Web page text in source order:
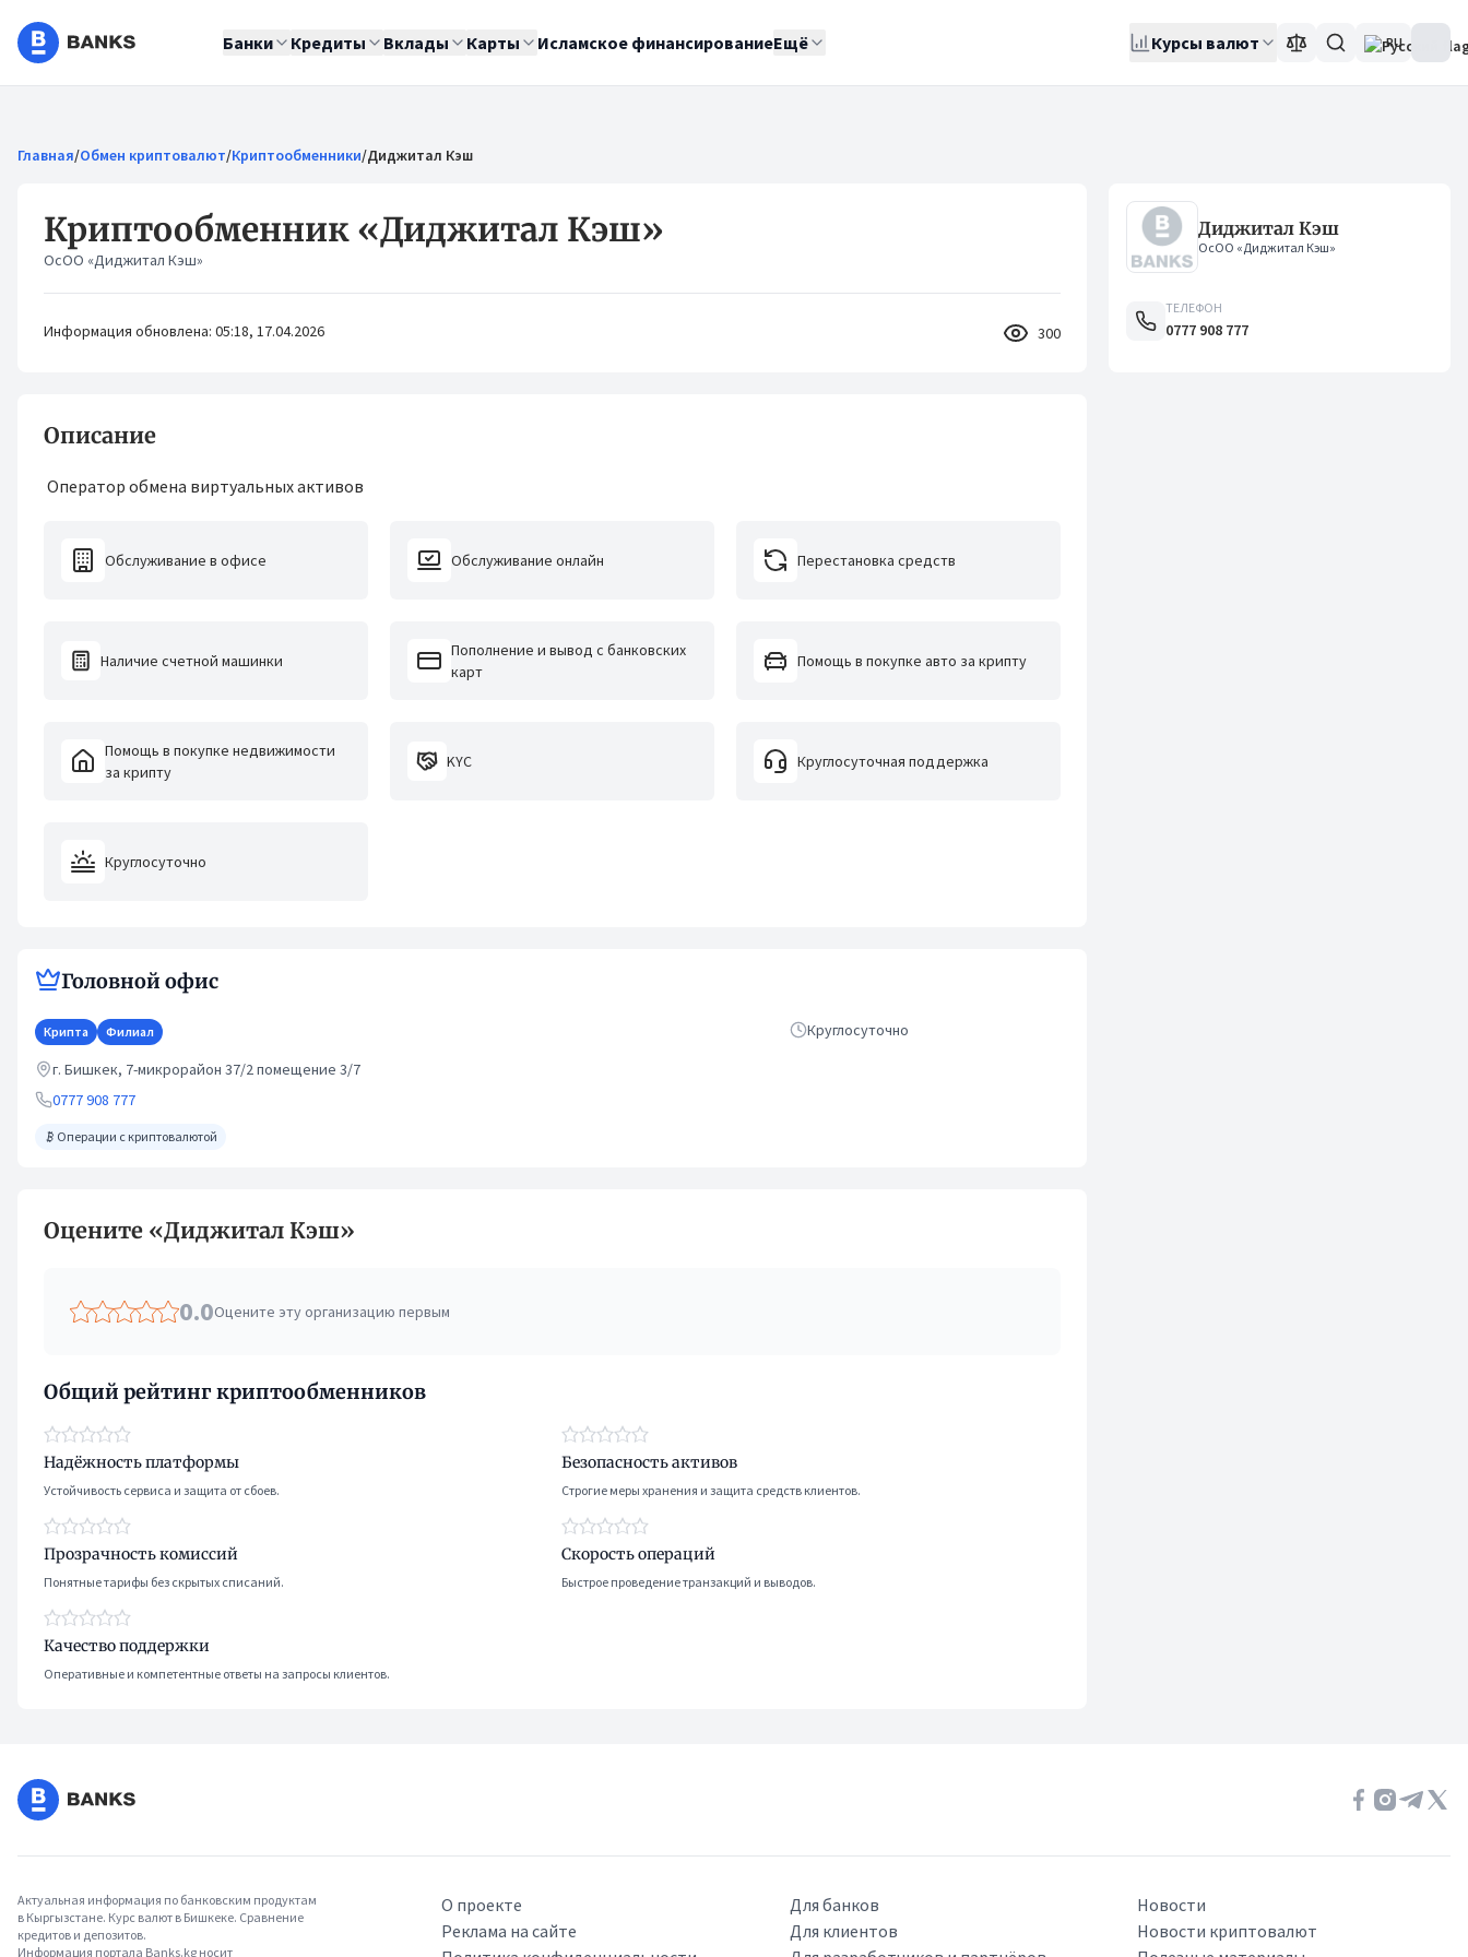
Банки Кредиты Вклады Карты Исламское финансированиеЕщё Курсы валют RU
Главная/Обмен криптовалют/Криптообменники/Диджитал Кэш
Криптообменник «Диджитал Кэш»
ОсОО «Диджитал Кэш»
Информация обновлена: 05:18, 17.04.2026 300
Описание
Оператор обмена виртуальных активов
Обслуживание в офисе Обслуживание онлайн Перестановка средств
Наличие счетной машинки
Пополнение и вывод с банковских
карт
Помощь в покупке авто за крипту
Помощь в покупке недвижимости
за крипту
KYC Круглосуточная поддержка
Круглосуточно
Филиалы
Головной офис
Крипта Филиал
г. Бишкек, 7-микрорайон 37/2 помещение 3/7
0777 908 777
Операции с криптовалютой
Круглосуточно
Оцените «Диджитал Кэш»
0.0Оцените эту организацию первым
Общий рейтинг криптообменников
Надёжность платформы
Устойчивость сервиса и защита от сбоев.
Безопасность активов
Строгие меры хранения и защита средств клиентов.
Прозрачность комиссий
Понятные тарифы без скрытых списаний.
Скорость операций
Быстрое проведение транзакций и выводов.
Качество поддержки
Оперативные и компетентные ответы на запросы клиентов.
Диджитал Кэш
ОсОО «Диджитал Кэш»
ТЕЛЕФОН
0777 908 777
Актуальная информация по банковским продуктам
в Кыргызстане. Курс валют в Бишкеке. Сравнение
кредитов и депозитов.
Информация портала Banks.kg носит
О проекте
Реклама на сайте
Для банков
Для клиентов
Новости
Новости криптовалют